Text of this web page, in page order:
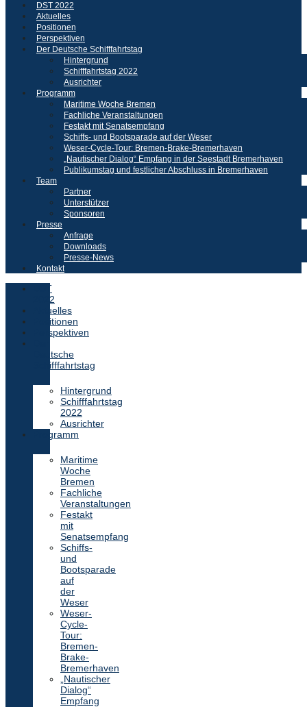
DST 2022
Aktuelles
Positionen
Perspektiven
Der Deutsche Schifffahrtstag
Hintergrund
Schifffahrtstag 2022
Ausrichter
Programm
Maritime Woche Bremen
Fachliche Veranstaltungen
Festakt mit Senatsempfang
Schiffs- und Bootsparade auf der Weser
Weser-Cycle-Tour: Bremen-Brake-Bremerhaven
„Nautischer Dialog“ Empfang in der Seestadt Bremerhaven
Publikumstag und festlicher Abschluss in Bremerhaven
Team
Partner
Unterstützer
Sponsoren
Presse
Anfrage
Downloads
Presse-News
Kontakt
DST
2022
Aktuelles
Positionen
Perspektiven
Deutsche
Schifffahrtstag
Hintergrund
Schifffahrtstag
2022
Ausrichter
Programm
Maritime
Woche
Bremen
Fachliche
Veranstaltungen
Festakt
mit
Senatsempfang
Schiffs-
und
Bootsparade
auf
der
Weser
Weser-
Cycle-
Tour:
Bremen-
Brake-
Bremerhaven
„Nautischer
Dialog“
Empfang